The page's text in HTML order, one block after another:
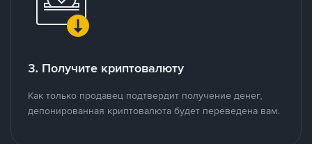
3. Получите криптовалюту
Как только продавец подтвердит получение денег,
депонированная криптовалюта будет переведена вам.